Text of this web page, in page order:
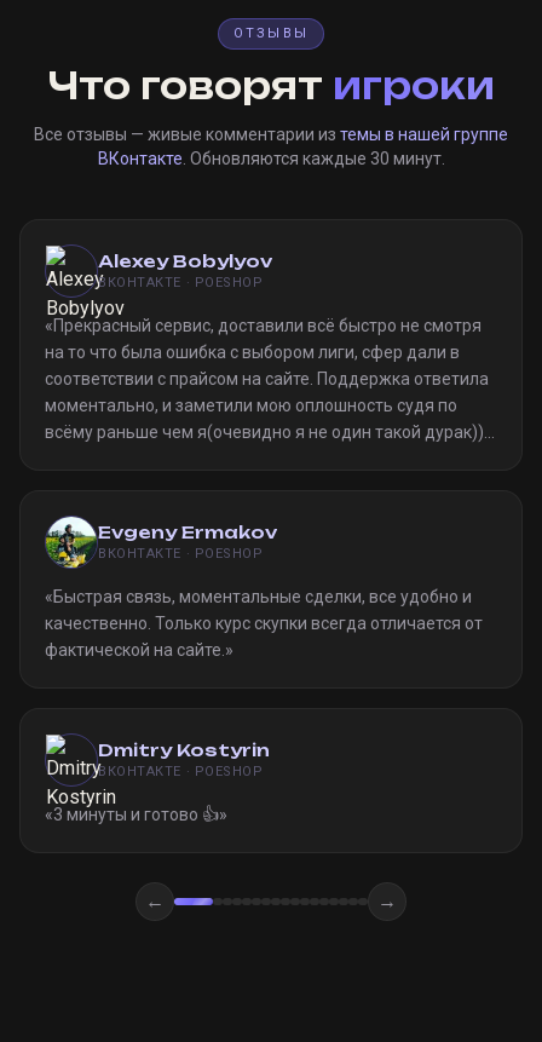
ОТЗЫВЫ
Что говорят игроки
Все отзывы — живые комментарии из темы в нашей группе
ВКонтакте . Обновляются каждые 30 минут.
Alexey Bobylyov
ВКОНТАКТЕ · POESHOP
«Прекрасный сервис, доставили всё быстро не смотря
на то что была ошибка с выбором лиги, сфер дали в
соответствии с прайсом на сайте. Поддержка ответила
моментально, и заметили мою оплошность судя по
всёму раньше чем я(очевидно я не один такой дурак)).
Evgeny Ermakov
ВКОНТАКТЕ · POESHOP
«Быстрая связь, моментальные сделки, все удобно и
качественно. Только курс скупки всегда отличается от
фактической на сайте. »
Dmitry Kostyrin
ВКОНТАКТЕ · POESHOP
«3 минуты и готово 👍»
← →